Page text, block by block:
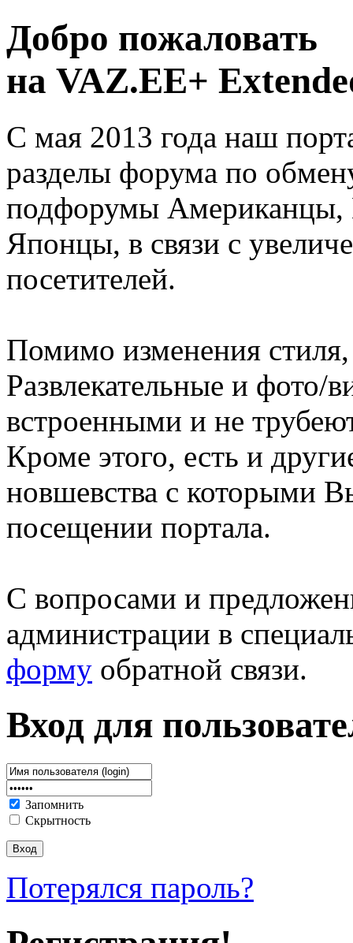
Добро пожаловать
на VAZ.EE+
С мая 2013 года наш
разделы форума по
подфорумы
Японцы, в связи с
посетителей.
Помимо изменения
Развлекательные и фото/
встроенными и не
Кроме этого, есть и
новшевства с которыми
посещении портала.
С вопросами и
администрации в
форму обратной связи.
Вход для
Запомнить
Скрытность
Потерялся пароль?